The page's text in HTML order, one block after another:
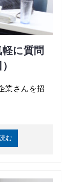
に質問
業さんを招
む